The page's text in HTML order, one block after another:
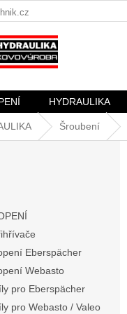
HYDRAULIKA
Šroubení
Eberspächer
Webasto
pro Eberspächer
pro Webasto / Valeo